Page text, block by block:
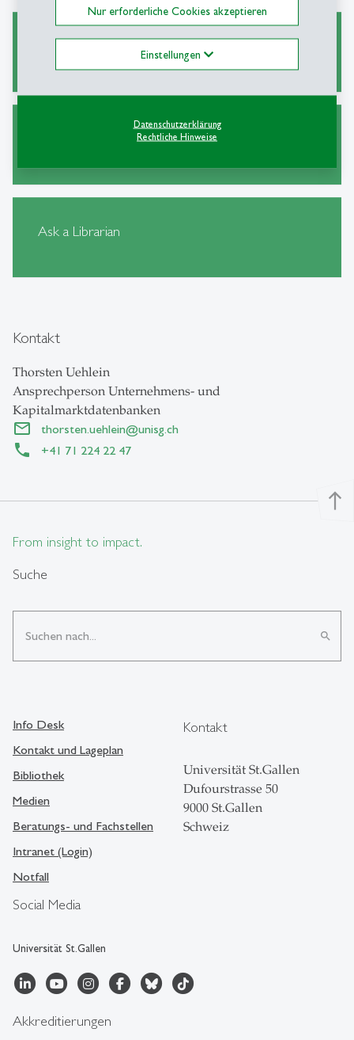
Nur erforderliche Cookies akzeptieren
Einstellungen
Datenschutzerklärung
Rechtliche Hinweise
Wissenschaftliches Arbeiten
Alternative Wege zu Zeitschriftenartikeln
Ask a Librarian
Kontakt
Thorsten Uehlein
Ansprechperson Unternehmens- und
Kapitalmarktdatenbanken
thorsten.uehlein@unisg.ch
+41 71 224 22 47
north
From insight to impact.
Suche
search
Social Media
Universität St.Gallen
Info Desk
Kontakt und Lageplan
Bibliothek
Medien
Beratungs- und Fachstellen
Intranet (Login)
Notfall
Kontakt
Universität St.Gallen
Dufourstrasse 50
9000 St.Gallen
Schweiz
Akkreditierungen